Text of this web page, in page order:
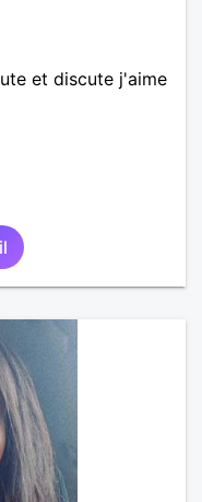
et discute j'aime